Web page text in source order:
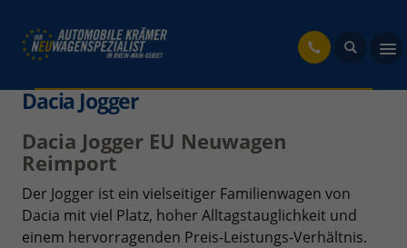
Dacia Jogger
Dacia Jogger EU Neuwagen
Reimport
Der Jogger ist ein vielseitiger Familienwagen von
Dacia mit viel Platz, hoher Alltagstauglichkeit und
einem hervorragenden Preis-Leistungs-Verhältnis.